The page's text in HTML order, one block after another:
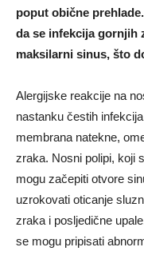
poput obične
da se infekcija gornjih
maksilarni sinus, što
Alergijske reakcije na
nastanku čestih
membrana natekne,
zraka. Nosni polipi, koji
mogu začepiti otvore
uzrokovati oticanje
zraka i posljedične
se mogu pripisati